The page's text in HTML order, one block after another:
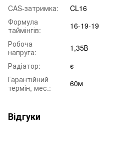
CAS-затримка:
CL16
Формула
таймінгів:
16-19-19
Робоча
напруга:
1,35В
Радіатор:
є
Гарантійний
термін, мес.:
60м
Відгуки